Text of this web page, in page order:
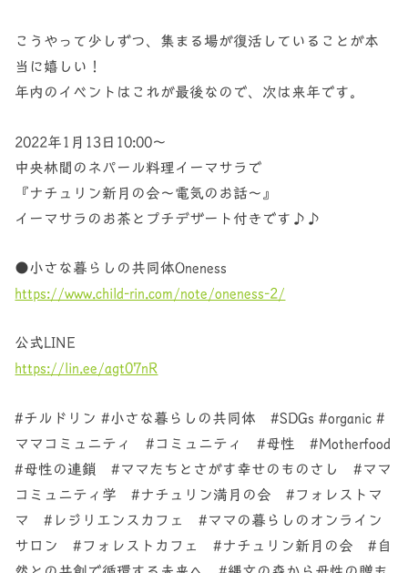
こうやって少しずつ、集まる場が復活していることが本
当に嬉しい！
年内のイベントはこれが最後なので、次は来年です。
2022年1月13日10:00〜
中央林間のネパール料理イーマサラで
『ナチュリン新月の会〜電気のお話〜』
イーマサラのお茶とプチデザート付きです♪♪
●小さな暮らしの共同体Oneness
https://www.child-rin.com/note/oneness-2/
公式LINE
https://lin.ee/agt07nR
#チルドリン #小さな暮らしの共同体 #SDGs #organic #
ママコミュニティ #コミュニティ #母性 #Motherfood
#母性の連鎖 #ママたちとさがす幸せのものさし #ママ
コミュニティ学 #ナチュリン満月の会 #フォレストマ
マ #レジリエンスカフェ #ママの暮らしのオンライン
サロン #フォレストカフェ #ナチュリン新月の会 #自